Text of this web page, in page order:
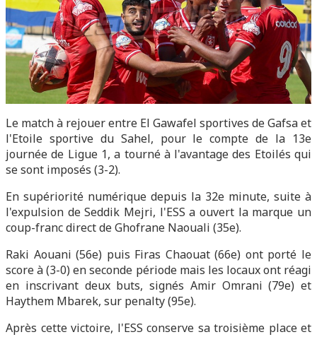
Le match à rejouer entre El Gawafel sportives de Gafsa et
l'Etoile sportive du Sahel, pour le compte de la 13e
journée de Ligue 1, a tourné à l'avantage des Etoilés qui
se sont imposés (3-2).
En supériorité numérique depuis la 32e minute, suite à
l'expulsion de Seddik Mejri, l'ESS a ouvert la marque un
coup-franc direct de Ghofrane Naouali (35e).
Raki Aouani (56e) puis Firas Chaouat (66e) ont porté le
score à (3-0) en seconde période mais les locaux ont réagi
en inscrivant deux buts, signés Amir Omrani (79e) et
Haythem Mbarek, sur penalty (95e).
Après cette victoire, l'ESS conserve sa troisième place et